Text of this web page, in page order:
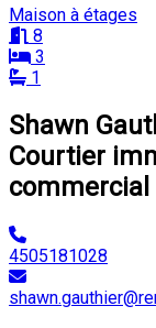
Maison à étages
8
3
1
Shawn
Courtier
commercial
4505181028